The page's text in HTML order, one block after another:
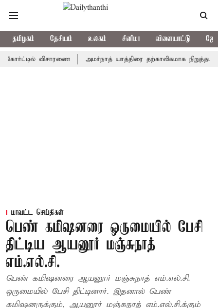
தமிழகம் தேசியம் உலகம் சினிமா விளையாட்டு
விசாரணை அமர்நாத் யாத்திரை தற்காலிகமாக நிறுத்தம்
மாவட்ட செய்திகள்
பெண் கமிஷனரை ஒருமையில் பேசி
திட்டிய ஆயனூர் மஞ்சுநாத்
எம்.எல்.சி.
பெண் கமிஷனரை ஆயனூர் மஞ்சுநாத் எம்.எல்.சி.
ஒருமையில் பேசி திட்டினார். இதனால் பெண்
கமிஷனருக்கும், ஆயனூர் மஞ்சுநாத் எம்.எல்.சி.க்கும்